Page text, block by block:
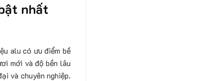
nhất
alu có ưu điểm bề
mới và độ bền lâu
và chuyên nghiệp.